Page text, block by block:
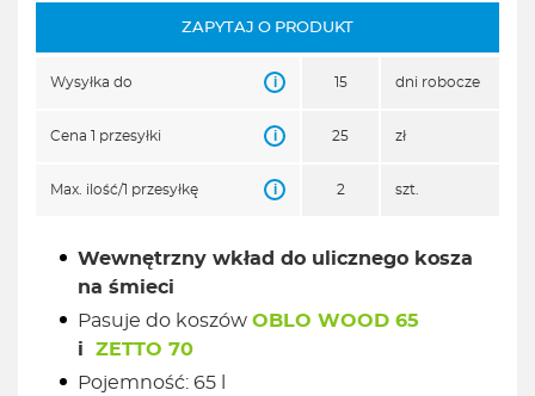
ZAPYTAJ O PRODUKT
Wysyłka do i 15 dni robocze
Cena 1 przesyłki i 25 zł
Max. ilość/1 przesyłkę i 2 szt.
Wewnętrzny wkład do ulicznego kosza
na śmieci
Pasuje do koszów OBLO WOOD 65
i ZETTO 70
Pojemność: 65 l